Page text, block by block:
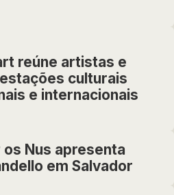
reúne artistas e
culturais
e internacionais
Nus apresenta
em Salvador